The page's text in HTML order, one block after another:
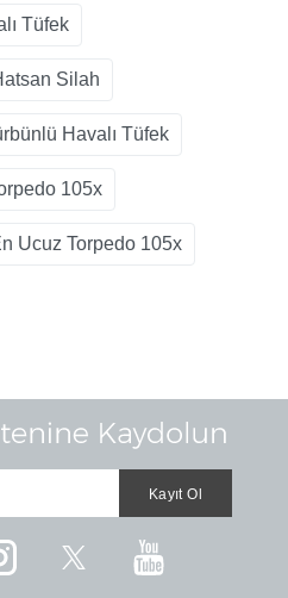
Tüfek
Silah
Havalı Tüfek
105x
Ucuz Torpedo 105x